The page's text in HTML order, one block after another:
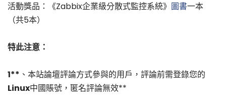
活動獎品：《Zabbix企業級分散式監控系統》 圖書一本
（共5本）
特此注意：
1** 、本站論壇評論方式參與的用戶，評論前需登錄您的
Linux中國賬號，匿名評論無效**